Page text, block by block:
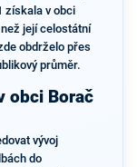
získala v obci
její celostátní
obdrželo přes
průměr.
obci Borač
vývoj
do